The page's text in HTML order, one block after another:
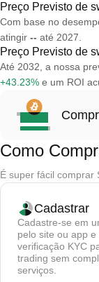
Preço Previsto de
Com base no
atingir -- até 2027.
Preço Previsto de
Até 2032, a nossa
+43.23% e um ROI
Como
É super fácil comprar
Cadastrar
Cadastre-se em
pelo site ou app e
verificação KYC
trading sem
serviços.